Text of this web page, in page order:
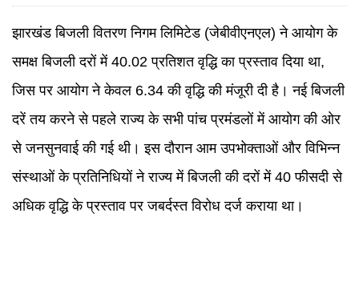
झारखंड बिजली वितरण निगम लिमिटेड (जेबीवीएनएल) ने आयोग के
समक्ष बिजली दरों में 40.02 प्रतिशत वृद्धि का प्रस्ताव दिया था,
जिस पर आयोग ने केवल 6.34 की वृद्धि की मंजूरी दी है। नई बिजली
दरें तय करने से पहले राज्य के सभी पांच प्रमंडलों में आयोग की ओर
से जनसुनवाई की गई थी। इस दौरान आम उपभोक्ताओं और विभिन्न
संस्थाओं के प्रतिनिधियों ने राज्य में बिजली की दरों में 40 फीसदी से
अधिक वृद्धि के प्रस्ताव पर जबर्दस्त विरोध दर्ज कराया था।